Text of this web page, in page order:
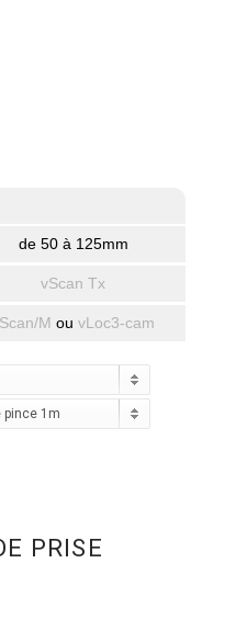
de 50 à 125mm
vScan Tx
M ou vLoc3-cam
PRISE